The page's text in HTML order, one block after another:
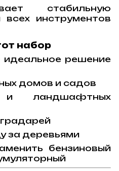
стабильную
инструментов
набор
идеальное решение
домов и садов
ландшафтных
за деревьями
бензиновый